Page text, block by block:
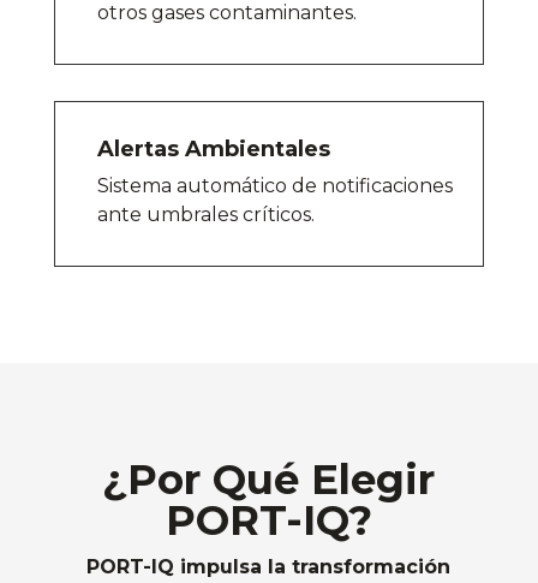
otros gases contaminantes.
Alertas Ambientales
Sistema automático de notificaciones
ante umbrales críticos.
¿Por Qué Elegir
PORT-IQ?
PORT-IQ impulsa la transformación